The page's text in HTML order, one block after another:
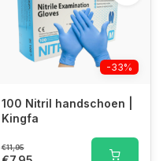
-33%
100 Nitril handschoen |
Kingfa
€11,95